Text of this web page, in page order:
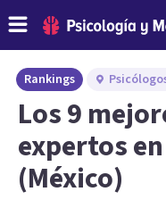
Rankings
Los 9
expertos
(México)